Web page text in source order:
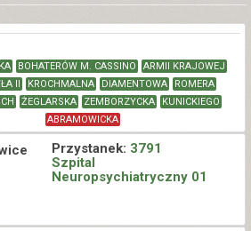
BOHATERÓW M. CASSINO
ARMII KRAJOWEJ
II
KROCHMALNA DIAMENTOWA
ROMERA
ŻEGLARSKA ZEMBORZYCKA
KUNICKIEGO
ABRAMOWICKA
Przystanek: 3791
Szpital
Neuropsychiatryczny 01